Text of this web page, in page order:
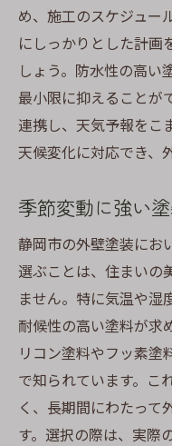
め、施工のスケジュー
にしっかりとした計画
しょう。防水性の高い
最小限に抑えることが
連携し、天気予報をこ
天候変化に対応でき、
季節変動に強い
静岡市の外壁塗装にお
選ぶことは、住まいの
ません。特に気温や湿
耐候性の高い塗料が求
リコン塗料やフッ素塗
で知られています。こ
く、長期間にわたって
す。選択の際は、実際